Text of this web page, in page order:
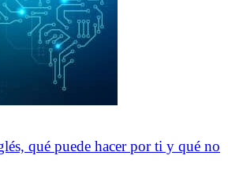
qué puede hacer por ti y qué no